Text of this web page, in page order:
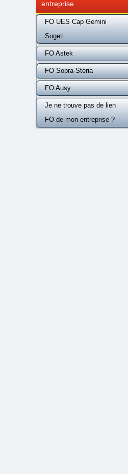
entreprise
FO UES Cap Gemini
Sogeti
FO Astek
FO Sopra-Stéria
FO Ausy
Je ne trouve pas de lien
FO de mon entreprise ?